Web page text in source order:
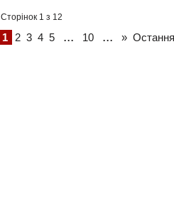
Сторінок 1 з 12
1 2 3 4 5 ... 10 ... »